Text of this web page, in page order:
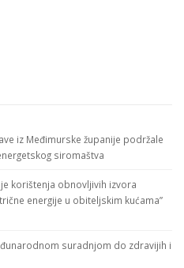
iz Međimurske županije podržale
siromaštva
korištenja obnovljivih izvora
energije u obiteljskim kućama”
suradnjom do zdravijih i